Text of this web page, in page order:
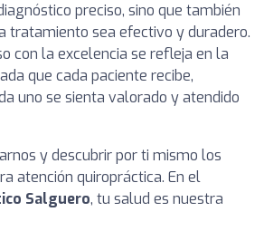
preciso, sino que también
tratamiento sea efectivo y duradero.
con la excelencia se refleja en la
que cada paciente recibe,
uno se sienta valorado y atendido
y descubrir por ti mismo los
atención quiropráctica. En el
Salguero, tu salud es nuestra